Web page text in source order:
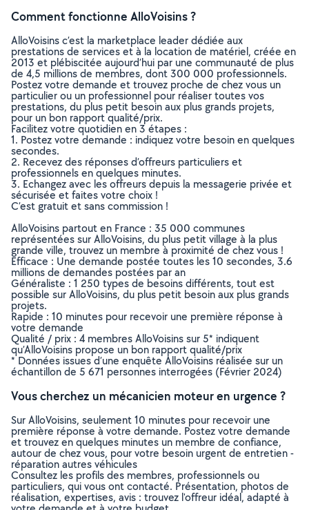
Comment fonctionne AlloVoisins ?
AlloVoisins c’est la marketplace leader dédiée aux
prestations de services et à la location de matériel, créée en
2013 et plébiscitée aujourd’hui par une communauté de plus
de 4,5 millions de membres, dont 300 000 professionnels.
Postez votre demande et trouvez proche de chez vous un
particulier ou un professionnel pour réaliser toutes vos
prestations, du plus petit besoin aux plus grands projets,
pour un bon rapport qualité/prix.
Facilitez votre quotidien en 3 étapes :
1. Postez votre demande : indiquez votre besoin en quelques
secondes.
2. Recevez des réponses d’offreurs particuliers et
professionnels en quelques minutes.
3. Echangez avec les offreurs depuis la messagerie privée et
sécurisée et faites votre choix !
C’est gratuit et sans commission !
AlloVoisins partout en France : 35 000 communes
représentées sur AlloVoisins, du plus petit village à la plus
grande ville, trouvez un membre à proximité de chez vous !
Efficace : Une demande postée toutes les 10 secondes, 3.6
millions de demandes postées par an
Généraliste : 1 250 types de besoins différents, tout est
possible sur AlloVoisins, du plus petit besoin aux plus grands
projets.
Rapide : 10 minutes pour recevoir une première réponse à
votre demande
Qualité / prix : 4 membres AlloVoisins sur 5* indiquent
qu’AlloVoisins propose un bon rapport qualité/prix
* Données issues d’une enquête AlloVoisins réalisée sur un
échantillon de 5 671 personnes interrogées (Février 2024)
Vous cherchez un mécanicien moteur en urgence ?
Sur AlloVoisins, seulement 10 minutes pour recevoir une
première réponse à votre demande. Postez votre demande
et trouvez en quelques minutes un membre de confiance,
autour de chez vous, pour votre besoin urgent de entretien -
réparation autres véhicules
Consultez les profils des membres, professionnels ou
particuliers, qui vous ont contacté. Présentation, photos de
réalisation, expertises, avis : trouvez l'offreur idéal, adapté à